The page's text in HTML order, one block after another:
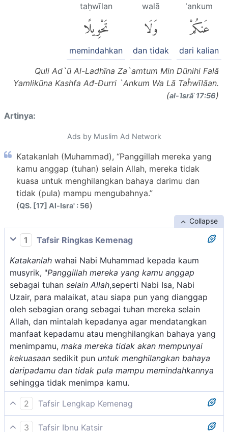
ʿankum
عَنكُمْ
dari kalian
walā
وَلَا
dan tidak
taḥwīlan
تَحْوِيلًا
memindahkan
Quli Ad`ū Al-Ladhīna Za`amtum Min Dūnihi Falā
Yamlikūna Kashfa Ađ-Đurri `Ankum Wa Lā Taĥwīlāan.
(al-ʾIsrāʾ 17:56)
Artinya:
Ads by Muslim Ad Network
Katakanlah (Muhammad), “Panggillah mereka yang
kamu anggap (tuhan) selain Allah, mereka tidak
kuasa untuk menghilangkan bahaya darimu dan
tidak (pula) mampu mengubahnya.”
(QS. [17] Al-Isra' : 56)
Collapse
1
Tafsir Ringkas Kemenag
Katakanlah wahai Nabi Muhammad kepada kaum
musyrik, "Panggillah mereka yang kamu anggap
sebagai tuhan selain Allah,seperti Nabi Isa, Nabi
Uzair, para malaikat, atau siapa pun yang dianggap
oleh sebagian orang sebagai tuhan mereka selain
Allah, dan mintalah kepadanya agar mendatangkan
manfaat kepadamu atau menghilangkan bahaya yang
menimpamu, maka mereka tidak akan mempunyai
kekuasaan sedikit pun untuk menghilangkan bahaya
daripadamu dan tidak pula mampu memindahkannya
sehingga tidak menimpa kamu.
2
Tafsir Lengkap Kemenag
Sabab nuzul ayat ini ialah sebagaimana diriwayatkan
3
Tafsir Ibnu Katsir